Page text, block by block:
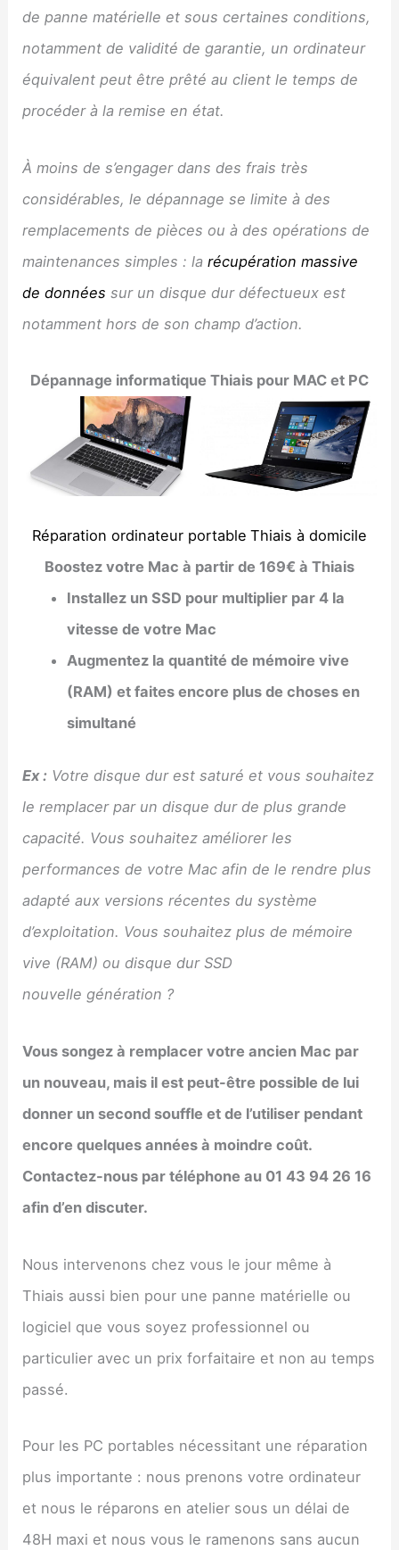
de panne matérielle et sous certaines conditions,
notamment de validité de garantie, un ordinateur
équivalent peut être prêté au client le temps de
procéder à la remise en état.
À moins de s’engager dans des frais très
considérables, le dépannage se limite à des
remplacements de pièces ou à des opérations de
maintenances simples : larécupération massive
de données sur un disque dur défectueux est
notamment hors de son champ d’action.
Dépannage informatique Thiais pour MAC et PC
Réparation ordinateur portable Thiais à domicile
Boostez votre Mac à partir de 169€ à Thiais
Installez un SSD pour multiplier par 4 la
vitesse de votre Mac
Augmentez la quantité de mémoire vive
(RAM) et faites encore plus de choses en
simultané
Ex : Votre disque dur est saturé et vous souhaitez
le remplacer par un disque dur de plus grande
capacité. Vous souhaitez améliorer les
performances de votre Mac afin de le rendre plus
adapté aux versions récentes du système
d’exploitation. Vous souhaitez plus de mémoire
vive (RAM) ou disque dur SSD
nouvelle génération ?
Vous songez à remplacer votre ancien Mac par
un nouveau, mais il est peut-être possible de lui
donner un second souffle et de l’utiliser pendant
encore quelques années à moindre coût.
Contactez-nous par téléphone au 01 43 94 26 16
afin d’en discuter.
Nous intervenons chez vous le jour même à
Thiais aussi bien pour une panne matérielle ou
logiciel que vous soyez professionnel ou
particulier avec un prix forfaitaire et non au temps
passé.
Pour les PC portables nécessitant une réparation
plus importante : nous prenons votre ordinateur
et nous le réparons en atelier sous un délai de
48H maxi et nous vous le ramenons sans aucun